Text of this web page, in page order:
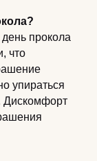
прокола
что
упираться
Дискомфорт